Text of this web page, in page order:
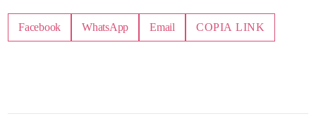
Facebook WhatsApp Email COPIA LINK